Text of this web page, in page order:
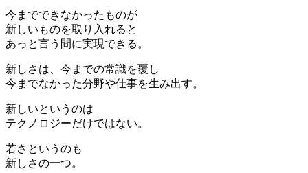
今までできなかったものが
新しいものを取り入れると
あっと言う間に実現できる。
新しさは、今までの常識を覆し
今までなかった分野や仕事を生み出す。
新しいというのは
テクノロジーだけではない。
若さというのも
新しさの一つ。